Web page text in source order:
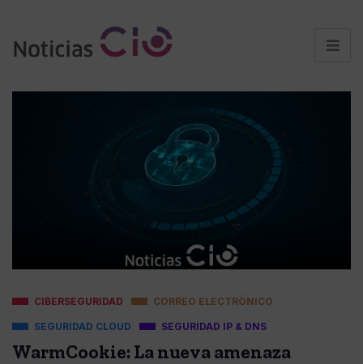
CIBERSEGURIDAD CORREO ELECTRÓNICO
SEGURIDAD CLOUD SEGURIDAD IP & DNS
WarmCookie: La nueva amenaza